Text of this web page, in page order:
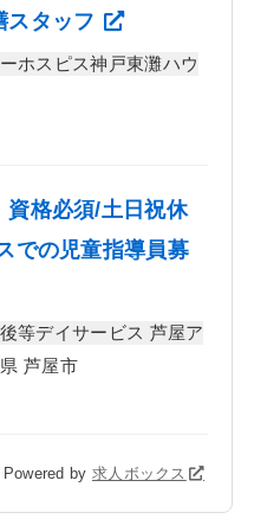
スタッフ
ホスピス神戸東灘ハウ
資格必須/土日祝休
での児童指導員募
等デイサービス 芦屋ア
芦屋市
Powered by 求人ボックス